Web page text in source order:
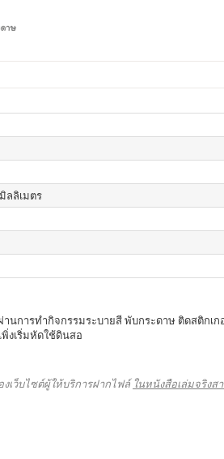
ลลิเมตร
การทำกิจกรรมระบายสี พับกระดาษ ติดสติกเ
งเริ่มหัดใช้ดินสอ
เว็บไซต์ผู้ให้บริการฝากไฟล์ ในหนังสือเล่มจริง